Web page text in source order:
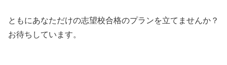
ともにあなただけの志望校合格のプランを立てませんか？
お待ちしています。